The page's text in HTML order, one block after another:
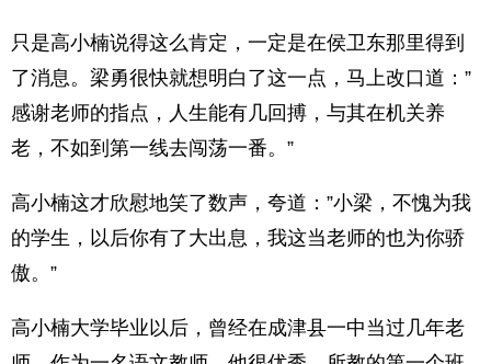
只是高小楠说得这么肯定，一定是在侯卫东那里得到
了消息。梁勇很快就想明白了这一点，马上改口道：”
感谢老师的指点，人生能有几回搏，与其在机关养
老，不如到第一线去闯荡一番。”
高小楠这才欣慰地笑了数声，夸道：”小梁，不愧为我
的学生，以后你有了大出息，我这当老师的也为你骄
傲。”
高小楠大学毕业以后，曾经在成津县一中当过几年老